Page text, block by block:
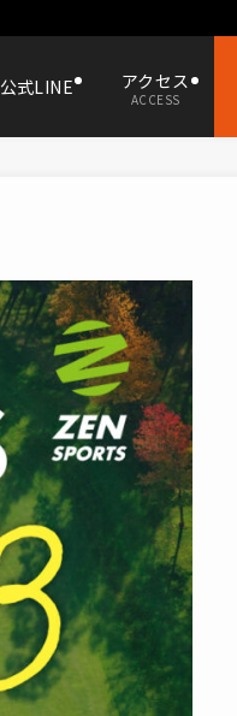
公式LINE アクセス
ACCESS